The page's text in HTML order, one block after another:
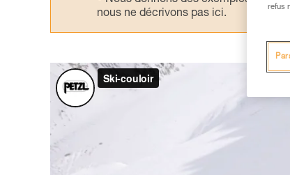
nous ne décrivons pas ici.
refus